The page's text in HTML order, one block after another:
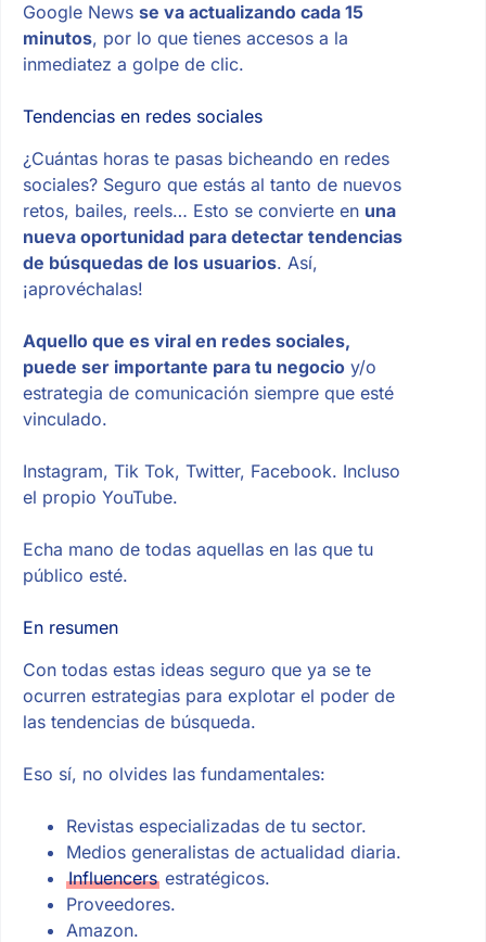
Google News se va actualizando cada 15
minutos, por lo que tienes accesos a la
inmediatez a golpe de clic.
Tendencias en redes sociales
¿Cuántas horas te pasas bicheando en redes
sociales? Seguro que estás al tanto de nuevos
retos, bailes, reels… Esto se convierte en una
nueva oportunidad para detectar tendencias
de búsquedas de los usuarios. Así,
¡aprovéchalas!
Aquello que es viral en redes sociales,
puede ser importante para tu negocioy/o
estrategia de comunicación siempre que esté
vinculado.
Instagram, Tik Tok, Twitter, Facebook. Incluso
el propio YouTube.
Echa mano de todas aquellas en las que tu
público esté.
En resumen
Con todas estas ideas seguro que ya se te
ocurren estrategias para explotar el poder de
las tendencias de búsqueda.
Eso sí, no olvides las fundamentales:
Revistas especializadas de tu sector.
Medios generalistas de actualidad diaria.
Influencersestratégicos.
Proveedores.
Amazon.